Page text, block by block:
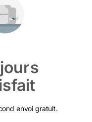
envoi gratuit.